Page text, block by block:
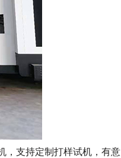
，支持定制打样试机，有意